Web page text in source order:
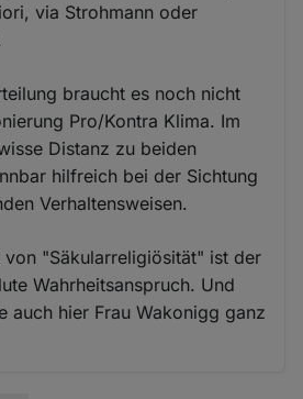
via Strohmann oder
braucht es noch nicht
Pro/Kontra Klima. Im
Distanz zu beiden
hilfreich bei der Sichtung
Verhaltensweisen.
von "Säkularreligiösität" ist der
Wahrheitsanspruch. Und
auch hier Frau Wakonigg ganz